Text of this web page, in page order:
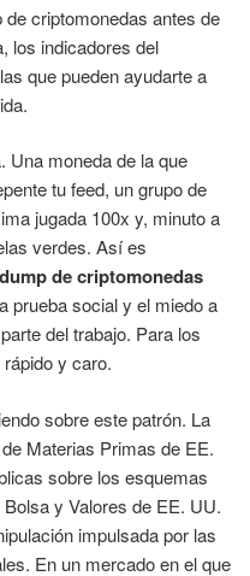
criptomonedas antes de
los indicadores del
que pueden ayudarte a
Una moneda de la que
tu feed, un grupo de
jugada 100x y, minuto a
verdes. Así es
de criptomonedas
prueba social y el miedo a
del trabajo. Para los
y caro.
sobre este patrón. La
Materias Primas de EE.
sobre los esquemas
y Valores de EE. UU.
impulsada por las
En un mercado en el que